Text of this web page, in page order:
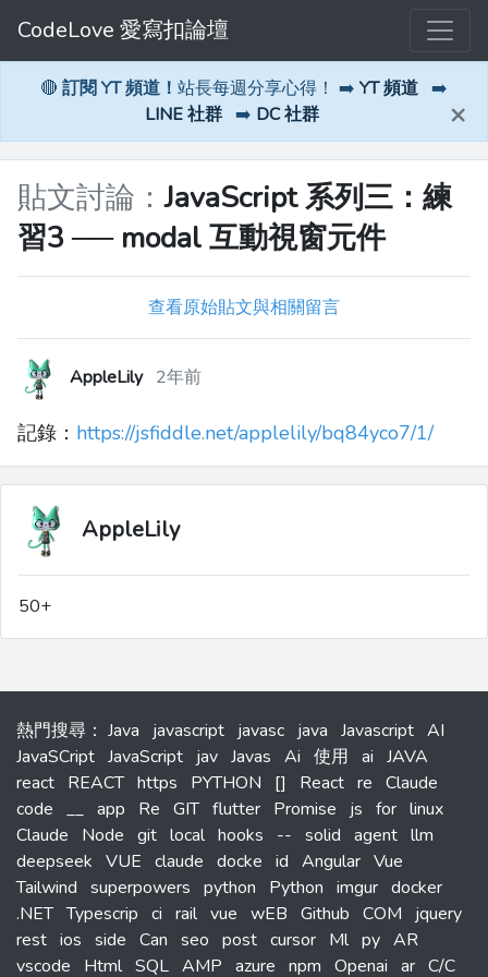
CodeLove 愛寫扣論壇
🔴 訂閱 YT 頻道！ 站長每週分享心得！ ➡️ YT 頻道 ➡️
LINE 社群 ➡️ DC 社群 ×
貼文討論：JavaScript 系列三：練
習3 ── modal 互動視窗元件
查看原始貼文與相關留言
AppleLily 2年前
記錄： https://jsfiddle.net/applelily/bq84yco7/1/
AppleLily
50+
熱門搜尋 ： Java javascript javasc java Javascript AI
JavaSCript JavaScript jav Javas Ai 使用 ai JAVA
react REACT https PYTHON [] React re Claude
code __ app Re GIT flutter Promise js for linux
Claude
Node git local hooks -- solid agent llm
deepseek VUE claude docke id Angular Vue
Tailwind superpowers python Python imgur docker
.NET Typescrip ci rail vue wEB Github COM
jquery
rest ios side Can seo post cursor Ml py AR
vscode
Html SQL AMP azure npm Openai ar C/C